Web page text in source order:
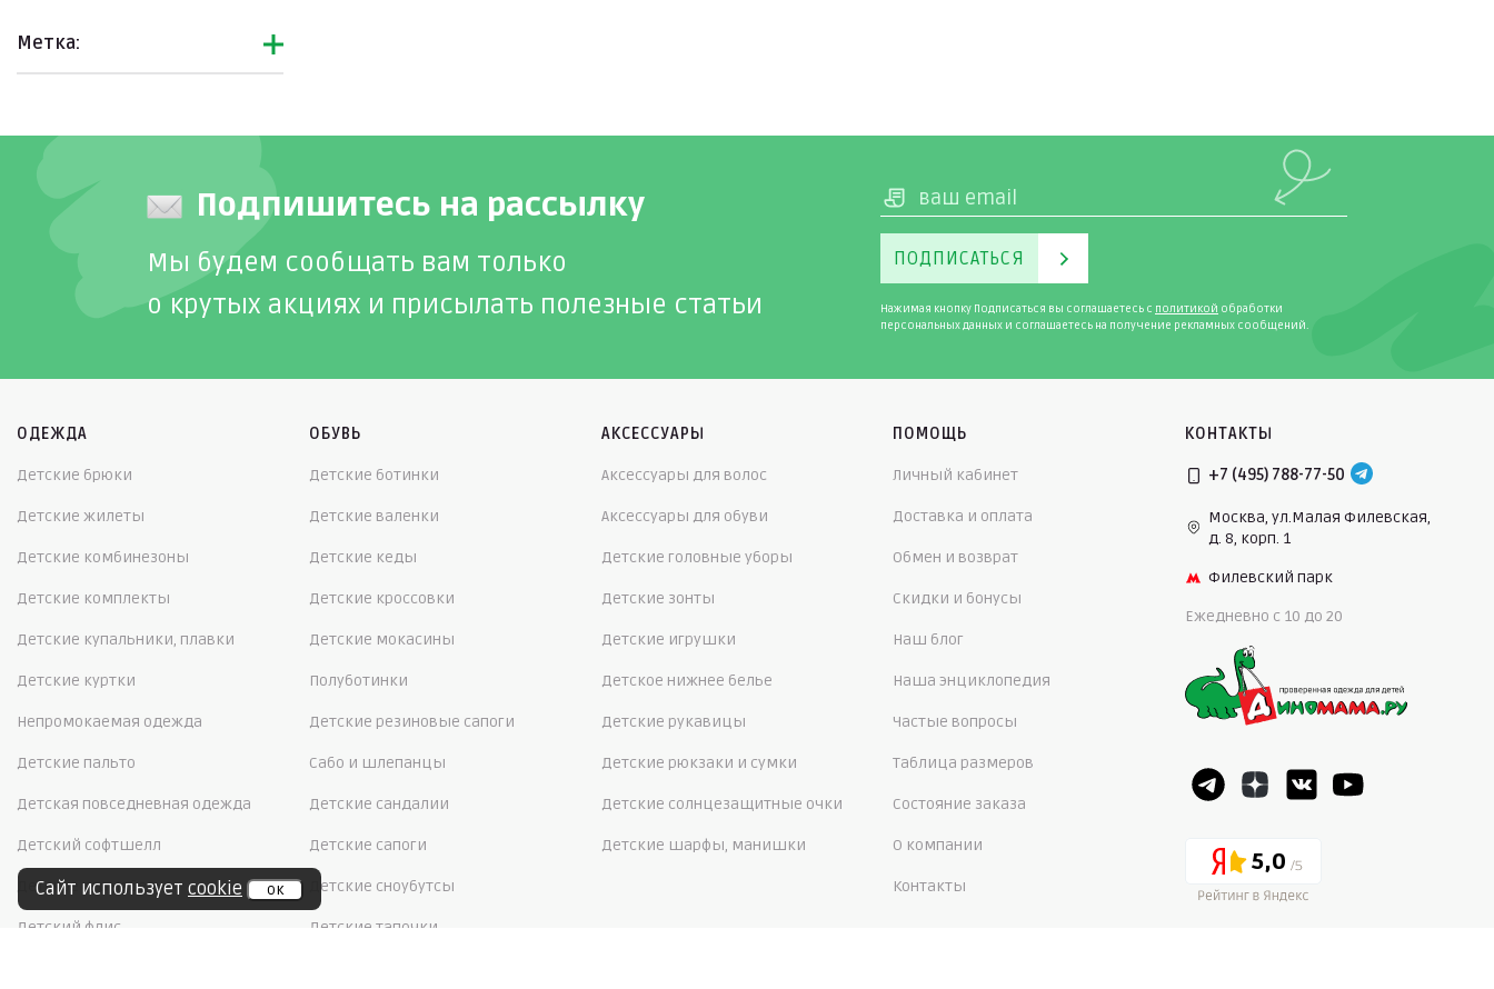
Метка:
Подпишитесь на рассылку
Мы будем сообщать вам только
о крутых акциях и присылать полезные статьи
ПОДПИСАТЬСЯ
Нажимая кнопку Подписаться вы соглашаетесь с политикой обработки
персональных данных и соглашаетесь на получение рекламных сообщений.
ОДЕЖДА
Детские брюки
Детские жилеты
Детские комбинезоны
Детские комплекты
Детские купальники, плавки
Детские куртки
Непромокаемая одежда
Детские пальто
Детская повседневная одежда
Детский софтшелл
Детское термобелье
Детский флис
ОБУВЬ
Детские ботинки
Детские валенки
Детские кеды
Детские кроссовки
Детские мокасины
Полуботинки
Детские резиновые сапоги
Сабо и шлепанцы
Детские сандалии
Детские сапоги
Детские сноубутсы
Детские тапочки
АКСЕССУАРЫ
Аксессуары для волос
Аксессуары для обуви
Детские головные уборы
Детские зонты
Детские игрушки
Детское нижнее белье
Детские рукавицы
Детские рюкзаки и сумки
Детские солнцезащитные очки
Детские шарфы, манишки
ПОМОЩЬ
Личный кабинет
Доставка и оплата
Обмен и возврат
Скидки и бонусы
Наш блог
Наша энциклопедия
Частые вопросы
Таблица размеров
Состояние заказа
О компании
Контакты
КОНТАКТЫ
+7 (495) 788-77-50
Москва, ул.Малая Филевская,
д. 8, корп. 1
Филевский парк
Ежедневно c 10 до 20
5,0
Сайт использует cookie ок